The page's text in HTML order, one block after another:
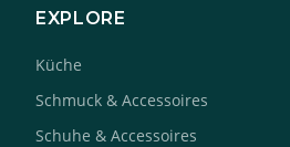
EXPLORE
Küche
Schmuck & Accessoires
Schuhe & Accessoires